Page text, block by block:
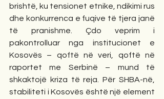
brishtë, ku tensionet etnike, ndikimi rus
dhe konkurrenca e fuqive të tjera janë
të pranishme. Çdo veprim i
pakontrolluar nga institucionet e
Kosovës – qoftë në veri, qoftë në
raportet me Serbinë – mund të
shkaktojë kriza të reja. Për SHBA-në,
stabiliteti i Kosovës është një element